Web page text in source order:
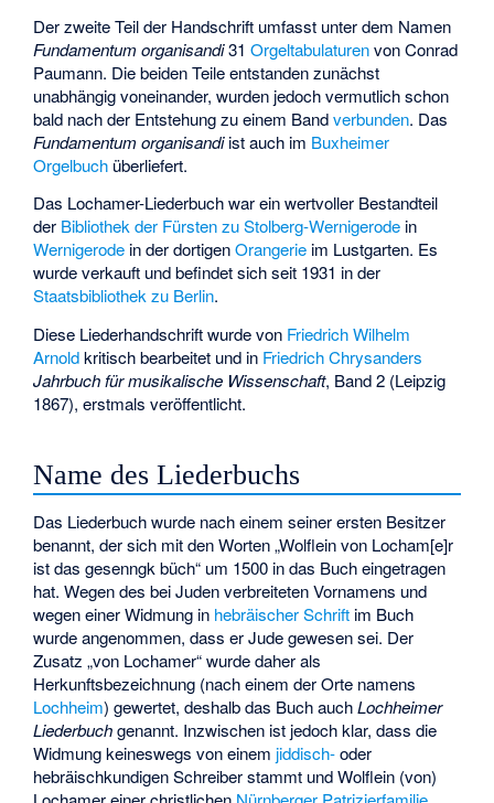
Der zweite Teil der Handschrift umfasst unter dem Namen
Fundamentum organisandi31Orgeltabulaturenvon Conrad
Paumann. Die beiden Teile entstanden zunächst
unabhängig voneinander, wurden jedoch vermutlich schon
bald nach der Entstehung zu einem Bandverbunden. Das
Fundamentum organisandiist auch im Buxheimer
Orgelbuch überliefert.
Das Lochamer-Liederbuch war ein wertvoller Bestandteil
der Bibliothek der Fürsten zu Stolberg-Wernigerode in
Wernigerode in der dortigenOrangerie im Lustgarten. Es
wurde verkauft und befindet sich seit 1931 in der
Staatsbibliothek zu Berlin.
Diese Liederhandschrift wurde von Friedrich Wilhelm
Arnoldkritisch bearbeitet und in Friedrich Chrysanders
Jahrbuch für musikalische Wissenschaft, Band 2 (Leipzig
1867), erstmals veröffentlicht.
Name des Liederbuchs
Das Liederbuch wurde nach einem seiner ersten Besitzer
benannt, der sich mit den Worten „Wolflein von Locham[e]r
ist das gesenngk büch“ um 1500 in das Buch eingetragen
hat. Wegen des bei Juden verbreiteten Vornamens und
wegen einer Widmung in hebräischer Schrift im Buch
wurde angenommen, dass er Jude gewesen sei. Der
Zusatz „von Lochamer“ wurde daher als
Herkunftsbezeichnung (nach einem der Orte namens
Lochheim) gewertet, deshalb das Buch auchLochheimer
Liederbuchgenannt. Inzwischen ist jedoch klar, dass die
Widmung keineswegs von einem jiddisch-oder
hebräischkundigen Schreiber stammt und Wolflein (von)